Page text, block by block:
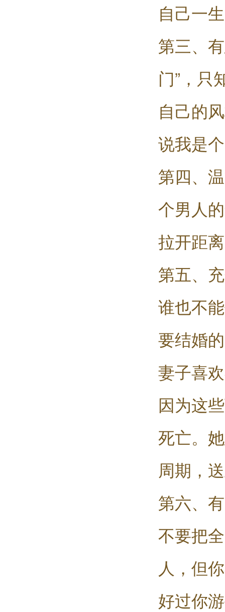
自己一
第三、
门”，只
自己的
说我是
第四、
个男人
拉开距
第五、
谁也不
要结婚
妻子喜
因为这
死亡。
周期，
第六、
不要把
人，但
好过你